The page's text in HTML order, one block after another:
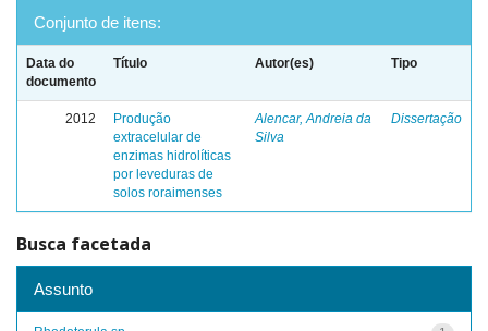
Conjunto de itens:
Data do
documento
Título Autor(es) Tipo
2012
Produção
extracelular de
enzimas hidrolíticas
por leveduras de
solos roraimenses
Alencar, Andreia da
Silva
Dissertação
Busca facetada
Assunto